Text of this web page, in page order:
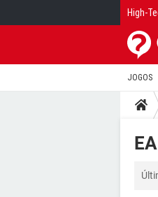
High-
JOGOS